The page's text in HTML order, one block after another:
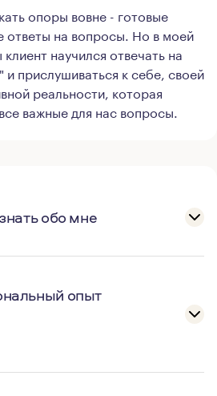
опоры вовне - готовые
ответы на вопросы. Но в моей
научился отвечать на
и прислушиваться к себе, своей
реальности, которая
важные для нас вопросы.
обо мне
опыт